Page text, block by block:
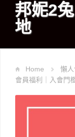
邦妮2
地
Home 懶人
會員福利｜入會門